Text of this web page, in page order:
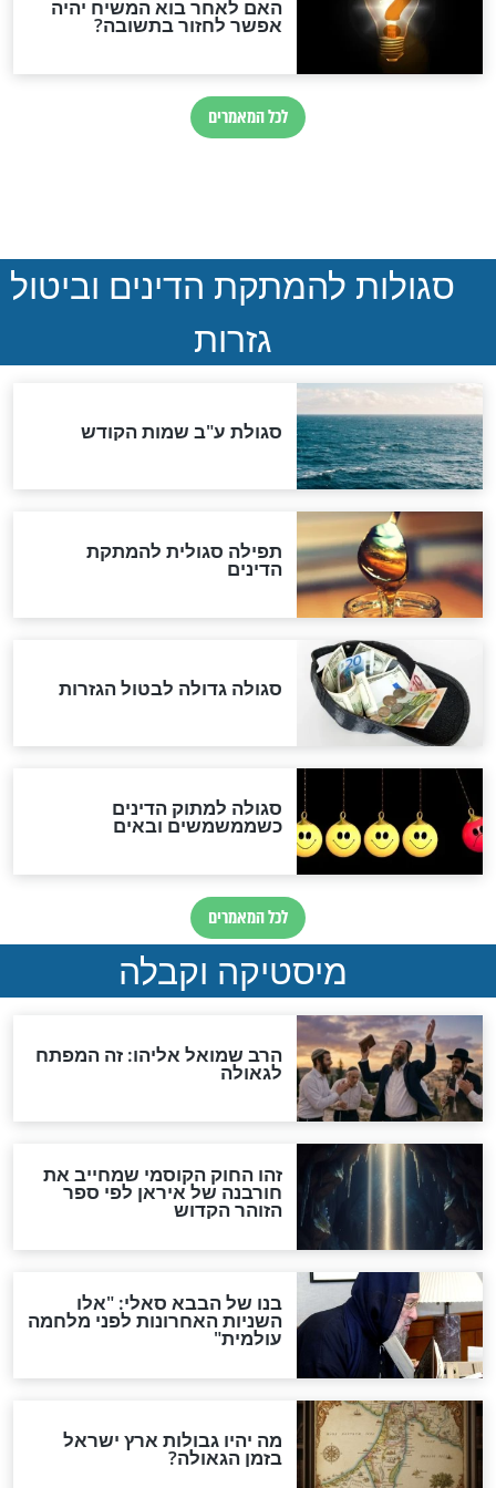
היום גם הרופאים יודעים מה
שהיהדות אמרה תמיד
חדשות יהדות
הותר לפרסום: לוחמי מילואים
נהרגו בדרום לבנון
ההסכם החשאי של טראמפ
ואיראן: בלי שקיפות ועם הרבה
סימני שאלה
המסמך האבוד שנחשף
במרתפי מוסקבה: כתב היד
הנדיר של הרשב"ם התגלה
"מודה לקב"ה על כל השנים"
לכל המאמרים
אחרית הימים
האם אפשר לחשב את הקץ?
מה יהיה בימות המשיח?
"לפני הגאולה תהיה אפיקורסות
והכחשה גדולה מאוד של